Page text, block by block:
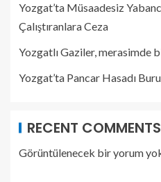
Yozgat’ta Müsaadesiz
Çalıştıranlara Ceza
Yozgatlı Gaziler, merasimde
Yozgat’ta Pancar Hasadı
RECENT COMMENTS
Görüntülenecek bir yorum